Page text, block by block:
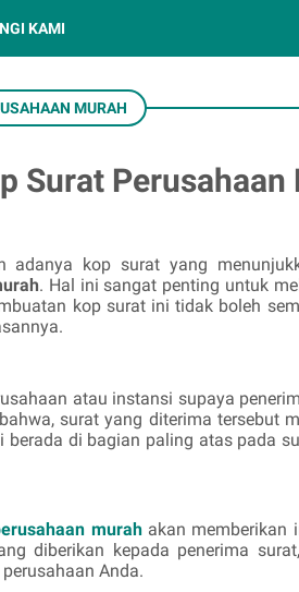
KAMI
MURAH
Surat Perusahaan
adanya kop surat yang
. Hal ini sangat penting untuk
kop surat ini tidak boleh
atau instansi supaya
surat yang diterima tersebut
di bagian paling atas pada
murah akan memberikan
diberikan kepada penerima
Anda.